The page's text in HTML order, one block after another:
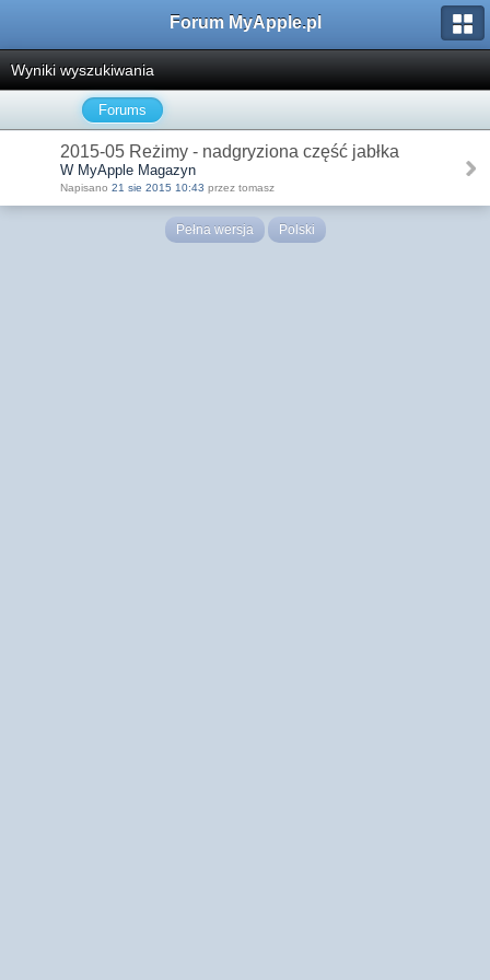
Forum MyApple.pl
Wyniki wyszukiwania
Forums
2015-05 Reżimy - nadgryziona część jabłka
W MyApple Magazyn
Napisano 21 sie 2015 10:43 przez tomasz
Pełna wersja Polski